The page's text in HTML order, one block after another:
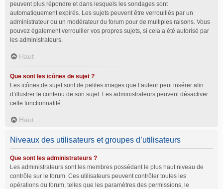
peuvent plus répondre et dans lesquels les sondages sont
automatiquement expirés. Les sujets peuvent être verrouillés par un
administrateur ou un modérateur du forum pour de multiples raisons. Vous
pouvez également verrouiller vos propres sujets, si cela a été autorisé par
les administrateurs.
Haut
Que sont les icônes de sujet ?
Les icônes de sujet sont de petites images que l’auteur peut insérer afin
d’illustrer le contenu de son sujet. Les administrateurs peuvent désactiver
cette fonctionnalité.
Haut
Niveaux des utilisateurs et groupes d’utilisateurs
Que sont les administrateurs ?
Les administrateurs sont les membres possédant le plus haut niveau de
contrôle sur le forum. Ces utilisateurs peuvent contrôler toutes les
opérations du forum, telles que les paramètres des permissions, le